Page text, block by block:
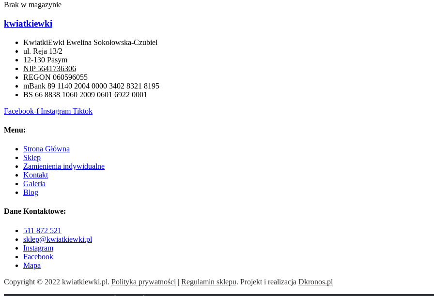
Brak w magazynie
kwiatkiewki
KwiatkiEwki Ewelina Sokołowska-Czubiel
ul. Reja 13/2
12-130 Pasym
NIP 5641736306
REGON 060596055
mBank 89 1140 2004 0000 3402 8321 8195
BS 66 8838 1060 2009 0601 6922 0001
Facebook-f Instagram Tiktok
Menu:
Strona Główna
Sklep
Zamienienia indywidualne
Kontakt
Galeria
Blog
Dane Kontaktowe:
511 872 521
sklep@kwiatkiewki.pl
Instagram
Facebook
Mapa
Copyright © 2022 kwiatkiewki.pl. Polityka prywatności | Regulamin sklepu. Projekt i realizacja Dkronos.pl